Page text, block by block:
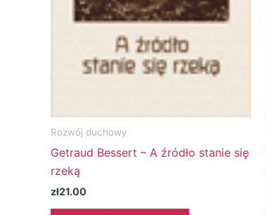
Rozwój duchowy
Getraud Bessert – A źródło stanie się
rzeką
zł21.00